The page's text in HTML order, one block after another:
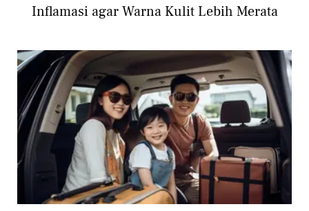
Inflamasi agar Warna Kulit Lebih Merata